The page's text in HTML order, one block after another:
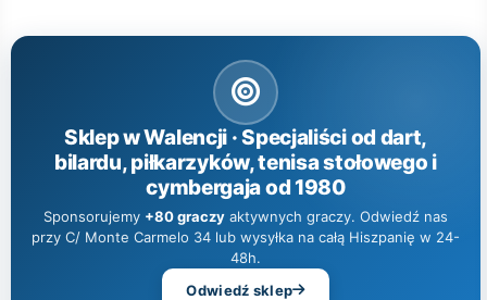
Sklep w Walencji · Specjaliści od dart,
bilardu, piłkarzyków, tenisa stołowego i
cymbergaja od 1980
Sponsorujemy +80 graczy aktywnych graczy. Odwiedź nas
przy C/ Monte Carmelo 34 lub wysyłka na całą Hiszpanię w 24-
48h.
Odwiedź sklep